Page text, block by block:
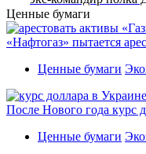
Ценные бумаги
«Нафтогаз» пытается
Ценные бумаги
После Нового года курс
Ценные бумаги